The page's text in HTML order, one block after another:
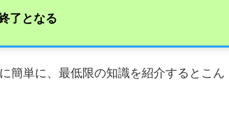
了となる
簡単に、最低限の知識を紹介するとこん